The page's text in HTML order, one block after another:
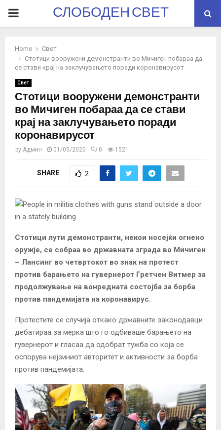
PRIMARYСЛОБОДЕН СВЕТ
Home
Свет
Стотици вооружени демонстранти во Мичиген побараа да
се стави крај на заклучувањето поради коронавирусот
Свет
Стотици вооружени демонстранти
во Мичиген побараа да се стави
крај на заклучувањето поради
коронавирусот
by Админ 01/05/2020 0 1521
SHARE 2
Стотици лути демонстранти, некои носејќи огнено
оружје, се собраа во државната зграда во Мичиген
– Лансинг во четвртокот во знак на протест
против барањето на гувернерот Гретчен Витмер за
продолжување на вонредната состојба за борба
против пандемијата на коронавирус.
Протестите се случија откако државните законодавци
дебатираа за мерка што го одбиваше барањето на
гувернерот и гласаа да одобрат тужба со која се
оспорува нејзиниот авторитет и активности за борба
против пандемијата.